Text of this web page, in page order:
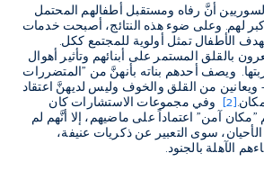
أنَّ رفاه ومستقبل أطفالهم المحتمل
لهم. وعلى ضوء هذه النتائج، أصبحت خدمات
الأطفال تمثل أولوية للمجتمع ككل.
بالقلق المستمر على أبنائهم وتأثير أهوال
ويصف أحدهم بناته بأنهنَّ من "المتضررات
من القلق والخوف وليس لديهنَّ اعتقاد
[2] وفي مجموعات الاستشارات كان
آمن" اعتماداً على ماضيهم، إلا أنَّهم لم
سوى التعبير عن ذكريات عنيفة،
الآهلة بالجنود.